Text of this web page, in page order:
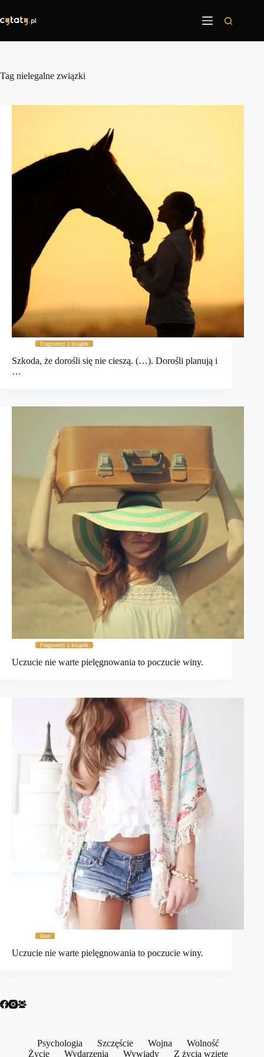
treści
Tag nielegalne związki
Fragmenty z książek
Szkoda, że dorośli się nie cieszą. (…). Dorośli planują i
…
Fragmenty z książek
Uczucie nie warte pielęgnowania to poczucie winy.
Inne
Uczucie nie warte pielęgnowania to poczucie winy.
Psychologia Szczęście Wojna
Wolność
Życie
Wydarzenia Wywiady Z życia wzięte